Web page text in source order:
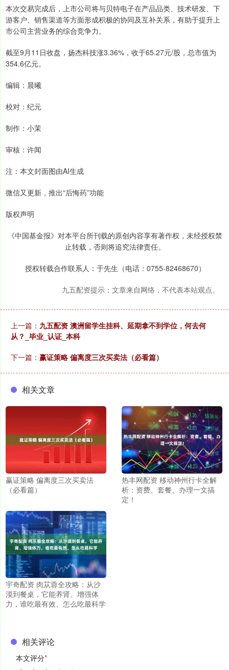
本次交易完成后，上市公司将与贝特电子在产品品类、技术研发、下
游客户、销售渠道等方面形成积极的协同及互补关系，有助于提升上
市公司主营业务的综合竞争力。
截至9月11日收盘，扬杰科技涨3.36%，收于65.27元/股，总市值为
354.6亿元。
编辑：晨曦
校对：纪元
制作：小茉
审核：许闻
注：本文封面图由AI生成
微信又更新，推出“后悔药”功能
版权声明
《中国基金报》对本平台所刊载的原创内容享有著作权，未经授权禁
止转载，否则将追究法律责任。
授权转载合作联系人：于先生（电话：0755-82468670）
九五配资提示：文章来自网络，不代表本站观点。
上一篇： 九五配资 澳洲留学生挂科、延期拿不到学位，何去何
从？_毕业_认证_本科
下一篇： 赢证策略 偏离度三次买卖法（必看篇）
相关文章
赢证策略 偏离度三次买卖法
（必看篇）
热丰网配资 移动神州行卡全解
析：资费、套餐、办理一文搞
定！
宇奇配资 肉苁蓉全攻略：从沙
漠到餐桌，它能养肾、增强体
力，谁吃最有效、怎么吃最科学
相关评论
本文评分*